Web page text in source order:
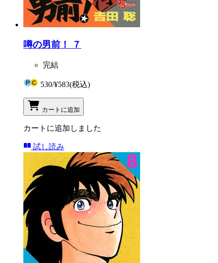
噂の男前！ ７
完結
530/¥583(税込)
カートに追加
カートに追加しました
試し読み